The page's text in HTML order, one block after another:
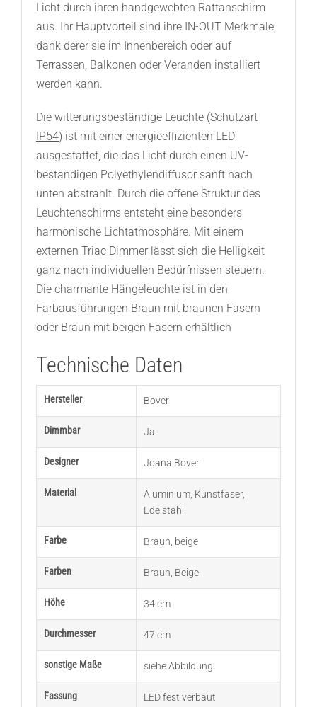
Licht durch ihren handgewebten Rattanschirm
aus. Ihr Hauptvorteil sind ihre IN-OUT Merkmale,
dank derer sie im Innenbereich oder auf
Terrassen, Balkonen oder Veranden installiert
werden kann.
Die witterungsbeständige Leuchte (Schutzart
IP54) ist mit einer energieeffizienten LED
ausgestattet, die das Licht durch einen UV-
beständigen Polyethylendiffusor sanft nach
unten abstrahlt. Durch die offene Struktur des
Leuchtenschirms entsteht eine besonders
harmonische Lichtatmosphäre. Mit einem
externen Triac Dimmer lässt sich die Helligkeit
ganz nach individuellen Bedürfnissen steuern.
Die charmante Hängeleuchte ist in den
Farbausführungen Braun mit braunen Fasern
oder Braun mit beigen Fasern erhältlich
Technische Daten
Hersteller Bover
Dimmbar Ja
Designer Joana Bover
Material Aluminium, Kunstfaser,
Edelstahl
Farbe Braun beige
Farben Braun Beige
Höhe 34 cm
Durchmesser 47 cm
sonstige Maße siehe Abbildung
Fassung LED fest verbaut